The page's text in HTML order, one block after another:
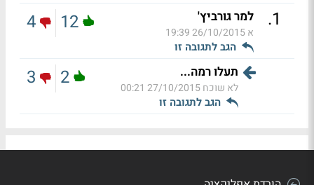
1
. למר גורביץ'
א26/10/2015 19:39
הגב לתגובה זו
12
4
תעלו רמה...
לא שוכח27/10/2015 00:21
הגב לתגובה זו
2
3